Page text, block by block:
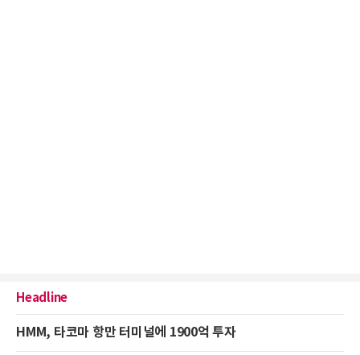
Headline
HMM, 타코마 항만 터미널에 1900억 투자